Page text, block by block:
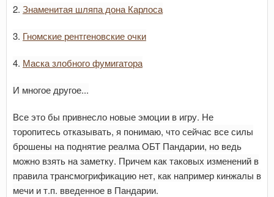
2. Знаменитая шляпа дона Карлоса
3. Гномские рентгеновские очки
4. Маска злобного фумигатора
И многое другое...
Все это бы привнесло новые эмоции в игру. Не
торопитесь отказывать, я понимаю, что сейчас все силы
брошены на поднятие реалма ОБТ Пандарии, но ведь
можно взять на заметку. Причем как таковых изменений в
правила трансмогрификацию нет, как например кинжалы в
мечи и т.п. введенное в Пандарии.